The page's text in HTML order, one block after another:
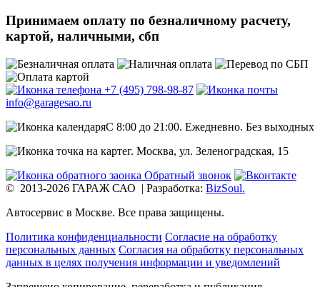
Принимаем оплату по безналичному расчету,
картой, наличными, сбп
+7 (495) 798-98-87
info@garagesao.ru
C 8:00 до 21:00. Ежедневно. Без выходных
г. Москва, ул. Зеленоградская, 15
Обратный звонок
© 2013-2026 ГАРАЖ САО | Разработка: BizSoul.
Автосервис в Москве. Все права защищены.
Политика конфиденциальности Согласие на обработку
персональных данных Согласия на обработку персональных
данных в целях получения информации и уведомлений